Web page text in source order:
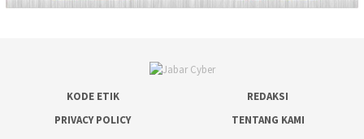
KODE ETIK
REDAKSI
PRIVACY POLICY
TENTANG KAMI